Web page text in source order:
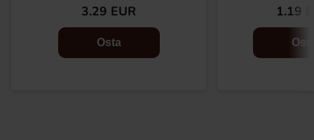
3.29 EUR
Osta
1.19